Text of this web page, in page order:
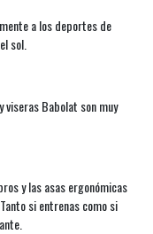
a los deportes de
sol.
viseras Babolat son muy
y las asas ergonómicas
si entrenas como si